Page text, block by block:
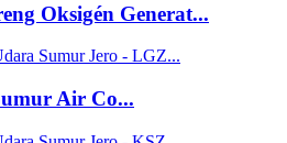
Oksigén Generat...
Air Co...